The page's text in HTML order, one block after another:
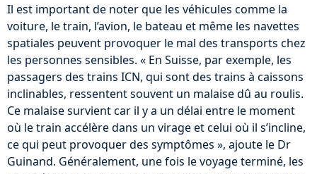
Il est important de noter que les véhicules comme la
voiture, le train, l’avion, le bateau et même les navettes
spatiales peuvent provoquer le mal des transports chez
les personnes sensibles. « En Suisse, par exemple, les
passagers des trains ICN, qui sont des trains à caissons
inclinables, ressentent souvent un malaise dû au roulis.
Ce malaise survient car il y a un délai entre le moment
où le train accélère dans un virage et celui où il s’incline,
ce qui peut provoquer des symptômes », ajoute le Dr
Guinand. Généralement, une fois le voyage terminé, les